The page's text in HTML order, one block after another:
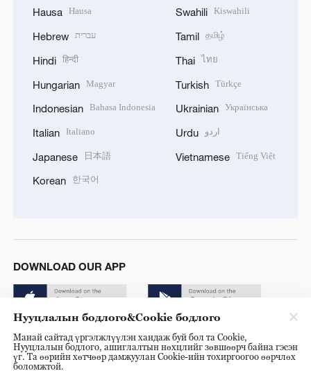
Hausa Hausa
Hebrew עברית
Hindi हिन्दी
Hungarian Magyar
Indonesian Bahasa Indonesia
Italian Italiano
Japanese 日本語
Korean 한국어
Swahili Kiswahili
Tamil தமிழ்
Thai ไทย
Turkish Türkçe
Ukrainian Українська
Urdu اردو
Vietnamese Tiếng Việt
DOWNLOAD OUR APP
© China Radio International.CRI. All Rights Reserved. 16A
Нууцлалын бодлого&Cookie бодлого
Манай сайтад үргэлжлүүлэн хандаж буй бол та Cookie,
Нууцлалын бодлого, ашиглалтын нөхцлийг зөвшөөрч байна гэсэн
үг. Та өөрийн хөтчөөр дамжуулан Cookie-ийн тохиргоогоо өөрчлөх
боломжтой.